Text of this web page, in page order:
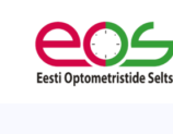
content